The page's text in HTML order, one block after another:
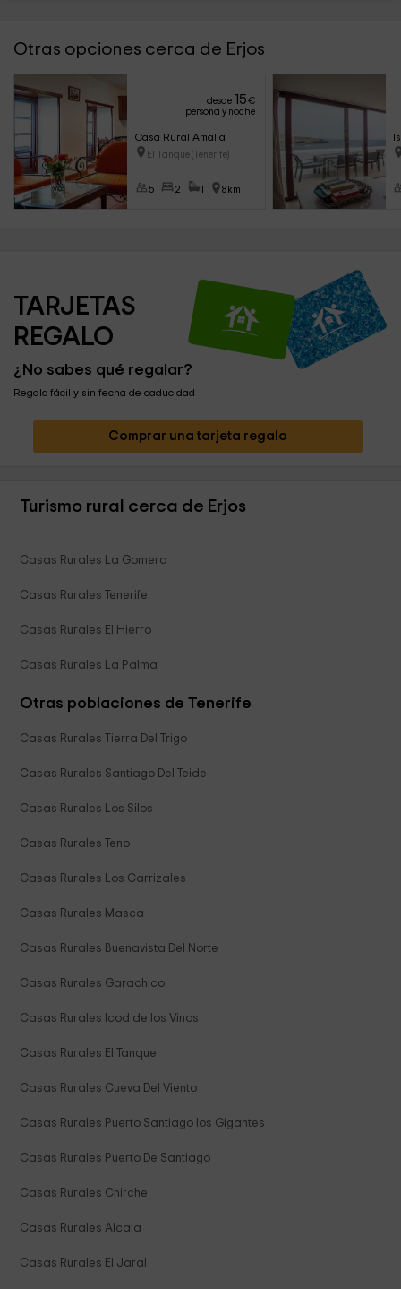
Otras opciones cerca de Erjos
desde 15€
persona y noche
Casa Rural Amalia
El Tanque (Tenerife)
5 2 1 8km
TARJETAS
REGALO
¿No sabes qué regalar?
Regalo fácil y sin fecha de caducidad
Comprar una tarjeta regalo
Turismo rural cerca de Erjos
Casas Rurales La Gomera
Casas Rurales Tenerife
Casas Rurales El Hierro
Casas Rurales La Palma
Otras poblaciones de Tenerife
Casas Rurales Tierra Del Trigo
Casas Rurales Santiago Del Teide
Casas Rurales Los Silos
Casas Rurales Teno
Casas Rurales Los Carrizales
Casas Rurales Masca
Casas Rurales Buenavista Del Norte
Casas Rurales Garachico
Casas Rurales Icod de los Vinos
Casas Rurales El Tanque
Casas Rurales Cueva Del Viento
Casas Rurales Puerto Santiago los Gigantes
Casas Rurales Puerto De Santiago
Casas Rurales Chirche
Casas Rurales Alcala
Casas Rurales El Jaral